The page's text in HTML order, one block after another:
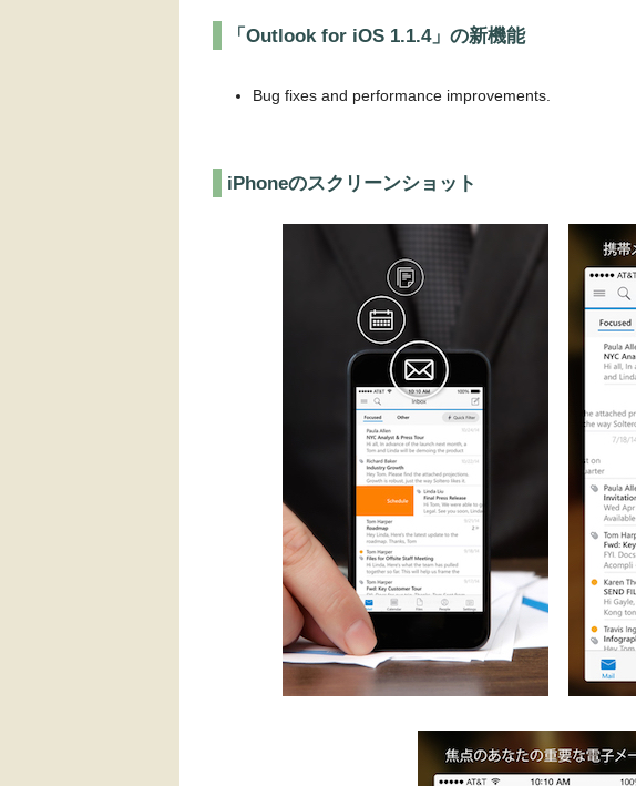
「Outlook for iOS 1.1.4」の新機能
Bug fixes and performance improvements.
iPhoneのスクリーンショット